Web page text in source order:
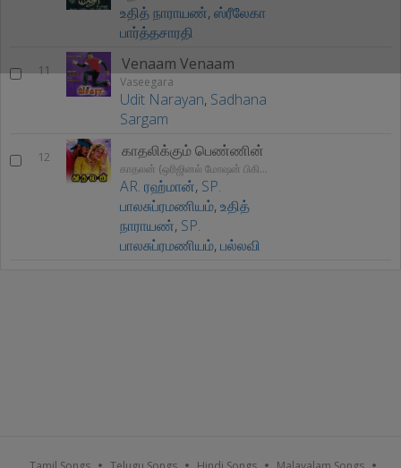
உதித் நாராயண்,ஸ்ரீலேகா
பார்த்தசாரதி
11 Venaam Venaam
Vaseegara
Udit Narayan, Sadhana
Sargam
12 காதலிக்கும் பெண்ணின்
காதலன் (ஒரிஜினல் மோஷன் பிகிடுறே சௌண்ட்ட்ரக்)
AR. ரஹ்மான், SP.
பாலசுப்ரமணியம்,உதித்
நாராயண், SP.
பாலசுப்ரமணியம்,பல்லவி